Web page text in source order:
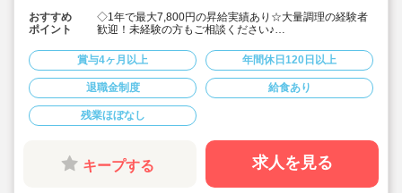
おすすめ
ポイント
◇1年で最大7,800円の昇給実績あり☆大量調理の経験者
歓迎！未経験の方もご相談ください♪
◇賞与3か月と好待遇です！ヘアカラーは8番までOK◎
◇年間休日120日/育産休からの復帰率100％/有給消化率
100％☆安心してお休みが取れます
◇産休・育休からの復帰率も100％。残業が月2～3時間
と非常に少なく、プライベートの時間をしっかり確保で
きる環境です♪
◇借り上げ社宅制度あり！(敷金全額補助付き)
◇【「人」を「良」くする、それが「食」】という理念
のもと、五感をはぐくみ、生きる力に繋がることを意識
した給食を提供しています
◇和食を中心に、洋食・中華や、行事食・季節のメニュ
賞与4ヶ月以上 年間休日120日以上
退職金制度 給食あり
残業ほぼなし
キープする 求人を見る